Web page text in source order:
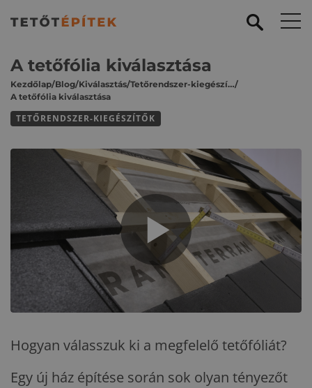
A tetőfólia kiválasztása
Kezdőlap/Blog/Kiválasztás/ Tetőrendszer-kiegészítők/
A tetőfólia kiválasztása
TETŐRENDSZER-KIEGÉSZÍTŐK
Hogyan válasszuk ki a megfelelő tetőfóliát?
Egy új ház építése során sok olyan tényezőt